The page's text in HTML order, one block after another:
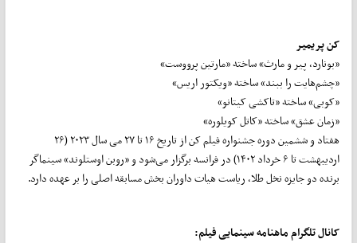
کن پریمیر
«بونارد، پیر و مارث» ساخته «مارتین پرووست»
«چشم‌هایت را ببند» ساخته «ویکتور اریس»
«کوبی» ساخته «تاکشی کیتانو»
«زمان عشق» ساخته «کاتل کویلوره»
هفتاد و ششمین دوره جشنواره فیلم کن از تاریخ ۱۶ تا ۲۷ می سال ۲۰۲۳ (۲۶
اردیبهشت تا ۶ خرداد ۱۴۰۲) در فرانسه برگزار می‌شود و «روبن اوستلوند» سینماگر
برنده دو جایزه نخل طلا، ریاست هیات داوران بخش مسابقه اصلی را بر عهده دارد.
کانال تلگرام ماهنامه سینمایی فیلم: